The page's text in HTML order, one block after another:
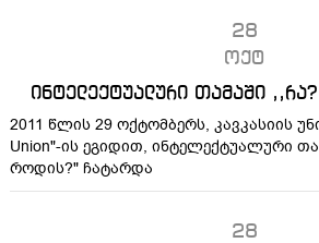
28
ოქტ
ინტელექტუალური თამაში
2011 წლის 29 ოქტომბერს, კავკასიის
Union"-ის ეგიდით, ინტელექტუალური
როდის?" ჩატარდა
28